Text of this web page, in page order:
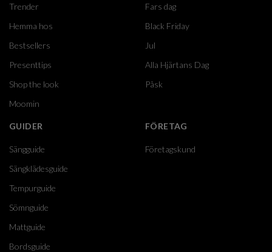
Trender
Hemma hos
Bestsellers
Presenttips
Shop the look
Moomin
Fars dag
Black Friday
Jul
Alla Hjärtans Dag
Påsk
GUIDER
Sängguide
Sängklädesguide
Tempurguide
Sömnguide
Mattguide
Bordsguide
FÖRETAG
Företagskund